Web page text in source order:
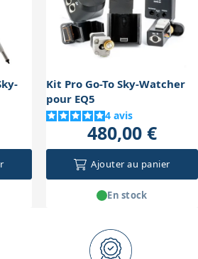
interface informatique, ce qui
d'automatisation avancée. Pour
système avec motorisation sur
Kit Pro Go-To Sky-Watcher
pour EQ5
4 avis
480,00 €
Ajouter au panier
En stock